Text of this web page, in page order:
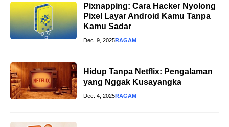
Pixnapping: Cara Hacker Nyolong
Pixel Layar Android Kamu Tanpa
Kamu Sadar
Dec. 9, 2025RAGAM
Hidup Tanpa Netflix: Pengalaman
yang Nggak Kusayangka
Dec. 4, 2025RAGAM